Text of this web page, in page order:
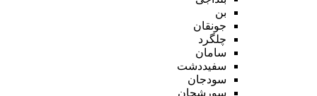
بن
جونقان
چلگرد
سامان
سفیددشت
سودجان
سورشجان